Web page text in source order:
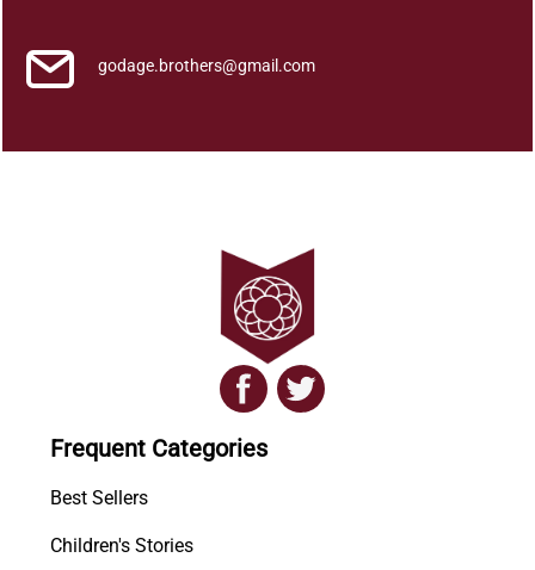
godage.brothers@gmail.com
Frequent Categories
Best Sellers
Children's Stories